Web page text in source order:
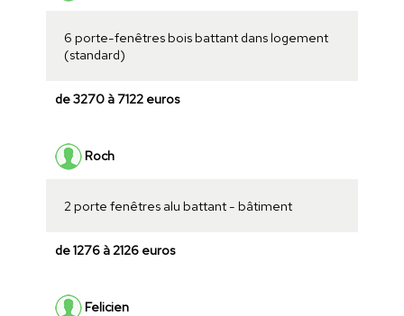
6 porte-fenêtres bois battant dans logement
(standard)
de 3270 à 7122 euros
Roch
2 porte fenêtres alu battant - bâtiment
de 1276 à 2126 euros
Felicien